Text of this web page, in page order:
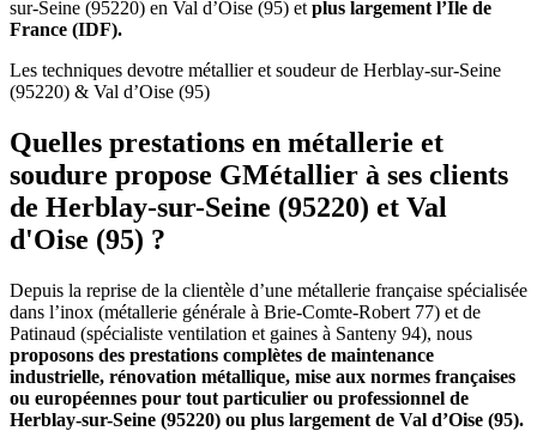
sur-Seine (95220) en Val d’Oise (95) et plus largement l’Ile de
France (IDF).
Les techniques devotre métallier et soudeur de Herblay-sur-Seine
(95220) & Val d’Oise (95)
Quelles prestations en métallerie et
soudure propose GMétallier à ses clients
de Herblay-sur-Seine (95220) et Val
d'Oise (95) ?
Depuis la reprise de la clientèle d’une métallerie française spécialisée
dans l’inox (métallerie générale à Brie-Comte-Robert 77) et de
Patinaud (spécialiste ventilation et gaines à Santeny 94), nous
proposons des prestations complètes de maintenance
industrielle, rénovation métallique, mise aux normes françaises
ou européennes pour tout particulier ou professionnel de
Herblay-sur-Seine (95220) ou plus largement de Val d’Oise (95).